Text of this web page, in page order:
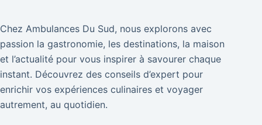
Chez Ambulances Du Sud, nous explorons avec
passion la gastronomie, les destinations, la maison
et l’actualité pour vous inspirer à savourer chaque
instant. Découvrez des conseils d’expert pour
enrichir vos expériences culinaires et voyager
autrement, au quotidien.